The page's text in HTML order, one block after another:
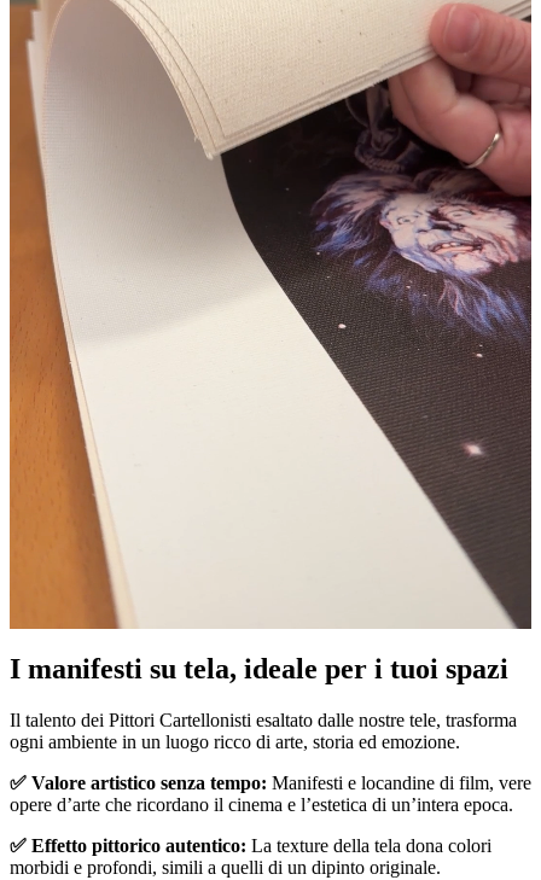
Pause
I manifesti su tela, ideale per i tuoi spazi
Il talento dei Pittori Cartellonisti esaltato dalle nostre tele, trasforma
ogni ambiente in un luogo ricco di arte, storia ed emozione.
✅ Valore artistico senza tempo: Manifesti e locandine di film, vere
opere d’arte che ricordano il cinema e l’estetica di un’intera epoca.
✅ Effetto pittorico autentico: La texture della tela dona colori
morbidi e profondi, simili a quelli di un dipinto originale.